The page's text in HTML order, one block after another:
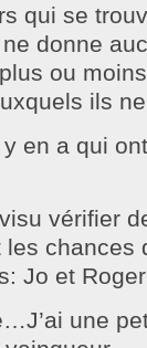
qui se
donne
ou
ils
en a qui
vérifier
chances
Jo et
une